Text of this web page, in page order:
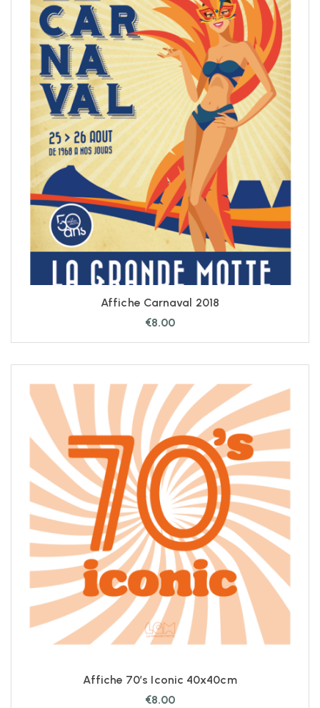
Affiche Carnaval 2018
€8.00
Affiche 70’s Iconic 40x40cm
€8.00